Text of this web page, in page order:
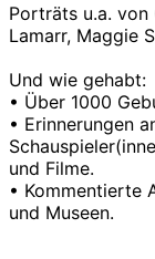
Porträts u.a. von
Lamarr, Maggie
Und wie gehabt:
• Über 1000
• Erinnerungen
und Filme.
• Kommentierte
und Museen.